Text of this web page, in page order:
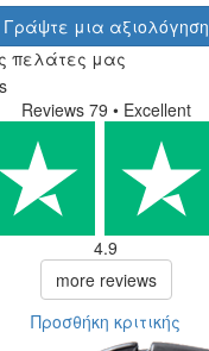
Γράψτε μια αξιολόγηση
πελάτες μας
Reviews 79 • Excellent
4.9
more reviews
Προσθήκη κριτικής